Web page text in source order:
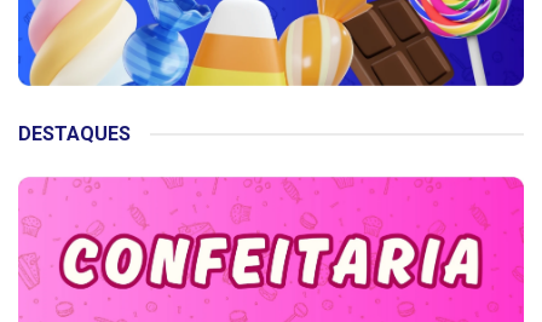
DESTAQUES